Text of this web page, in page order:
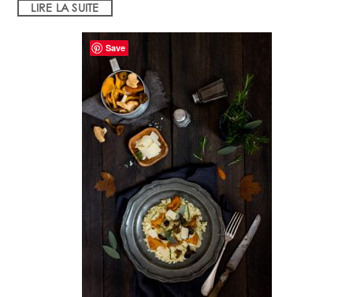
LIRE LA SUITE
Save